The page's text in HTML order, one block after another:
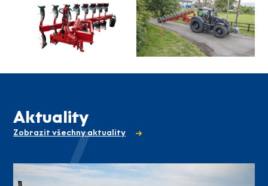
Aktuality
Zobrazit všechny aktuality